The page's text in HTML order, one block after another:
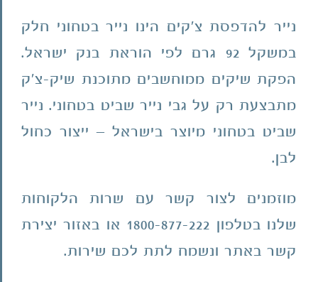
נייר להדפסת צ'קים הינו נייר בטחוני חלק
במשקל 92 גרם לפי הוראת בנק ישראל.
הפקת שיקים ממוחשבים מתוכנת שיק-צ'ק
מתבצעת רק על גבי נייר שביט בטחוני. נייר
שביט בטחוני מיוצר בישראל – ייצור כחול
לבן.
מוזמנים לצור קשר עם שרות הלקוחות
שלנו בטלפון 1800-877-222 או באזור יצירת
קשר באתר ונשמח לתת לכם שירות.